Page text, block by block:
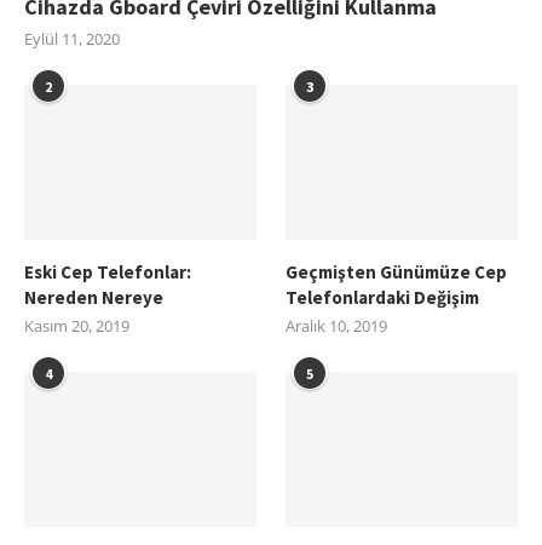
Cihazda Gboard Çeviri Özelliğini Kullanma
Eylül 11, 2020
2
Eski Cep Telefonlar:
Nereden Nereye
Kasım 20, 2019
3
Geçmişten Günümüze Cep
Telefonlardaki Değişim
Aralık 10, 2019
4 5